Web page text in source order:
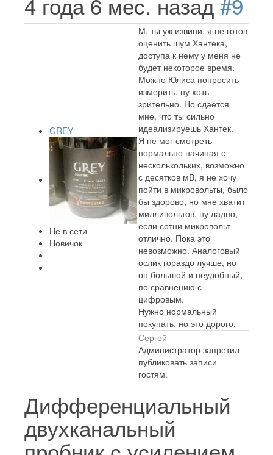
GREY
Не в сети
Новичок
М, ты уж извини, я не готов
оценить шум Хантека,
доступа к нему у меня не
будет некоторое время.
Можно Юлиса попросить
измерить, ну хоть
зрительно. Но сдаётся
мне, что ты сильно
идеализируешь Хантек.
Я не мог смотреть
нормально начиная с
несколькольких, возможно
с десятков мВ, я не хочу
пойти в микровольты, было
бы здорово, но мне хватит
милливольтов, ну ладно,
если сотни микровольт -
отлично. Пока это
невозможно. Аналоговый
ослик гораздо лучше, но
он большой и неудобный,
по сравнению с
цифровым.
Нужно нормальный
покупать, но это дорого.
Сергей
Администратор запретил
публиковать записи
гостям.
Дифференциальный
двухканальный